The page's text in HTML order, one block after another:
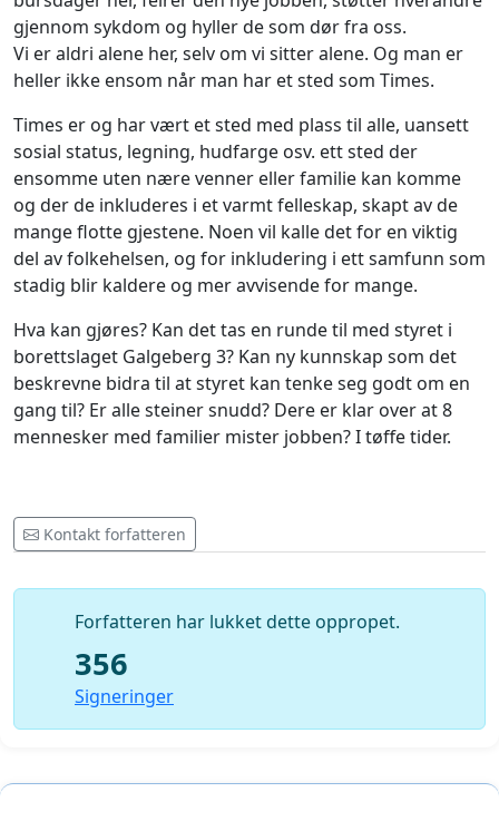
gjennom sykdom og hyller de som dør fra oss.
Vi er aldri alene her, selv om vi sitter alene. Og man er
heller ikke ensom når man har et sted som Times.
Times er og har vært et sted med plass til alle, uansett
sosial status, legning, hudfarge osv. ett sted der
ensomme uten nære venner eller familie kan komme
og der de inkluderes i et varmt felleskap, skapt av de
mange flotte gjestene. Noen vil kalle det for en viktig
del av folkehelsen, og for inkludering i ett samfunn som
stadig blir kaldere og mer avvisende for mange.
Hva kan gjøres? Kan det tas en runde til med styret i
borettslaget Galgeberg 3? Kan ny kunnskap som det
beskrevne bidra til at styret kan tenke seg godt om en
gang til? Er alle steiner snudd? Dere er klar over at 8
mennesker med familier mister jobben? I tøffe tider.
Kontakt forfatteren
Forfatteren har lukket dette oppropet.
356
Signeringer